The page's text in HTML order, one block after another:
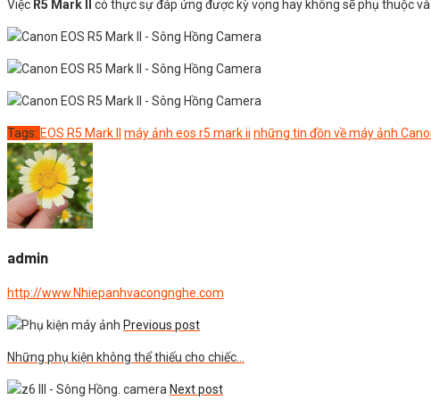
Việc R5 Mark II có thực sự đáp ứng được kỳ vọng hay không sẽ phụ thuộc
Tags: EOS R5 Mark II máy ảnh eos r5 mark ii những tin đồn về máy ảnh
admin
http://www.Nhiepanhvacongnghe.com
Previous post
Những phụ kiện không thể thiếu cho chiếc…
Next post